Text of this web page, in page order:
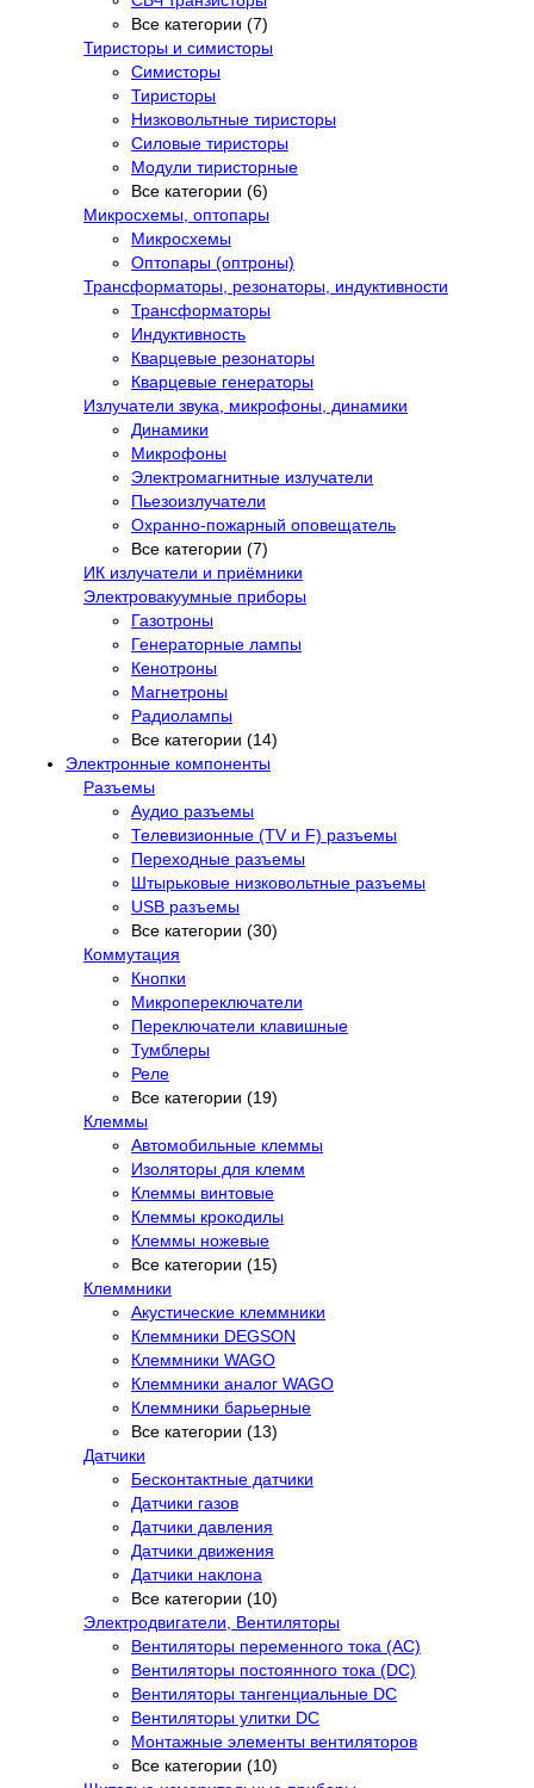
Все категории (7)
Тиристоры и симисторы
Симисторы
Тиристоры
Низковольтные тиристоры
Силовые тиристоры
Модули тиристорные
Все категории (6)
Микросхемы, оптопары
Микросхемы
Оптопары (оптроны)
Трансформаторы, резонаторы, индуктивности
Трансформаторы
Индуктивность
Кварцевые резонаторы
Кварцевые генераторы
Излучатели звука, микрофоны, динамики
Динамики
Микрофоны
Электромагнитные излучатели
Пьезоизлучатели
Охранно-пожарный оповещатель
Все категории (7)
ИК излучатели и приёмники
Электровакуумные приборы
Газотроны
Генераторные лампы
Кенотроны
Магнетроны
Радиолампы
Все категории (14)
Электронные компоненты
Разъемы
Аудио разъемы
Телевизионные (TV и F) разъемы
Переходные разъемы
Штырьковые низковольтные разъемы
USB разъемы
Все категории (30)
Коммутация
Кнопки
Микропереключатели
Переключатели клавишные
Тумблеры
Реле
Все категории (19)
Клеммы
Автомобильные клеммы
Изоляторы для клемм
Клеммы винтовые
Клеммы крокодилы
Клеммы ножевые
Все категории (15)
Клеммники
Акустические клеммники
Клеммники DEGSON
Клеммники WAGO
Клеммники аналог WAGO
Клеммники барьерные
Все категории (13)
Датчики
Бесконтактные датчики
Датчики газов
Датчики давления
Датчики движения
Датчики наклона
Все категории (10)
Электродвигатели, Вентиляторы
Вентиляторы переменного тока (AC)
Вентиляторы постоянного тока (DC)
Вентиляторы тангенциальные DC
Вентиляторы улитки DC
Монтажные элементы вентиляторов
Все категории (10)